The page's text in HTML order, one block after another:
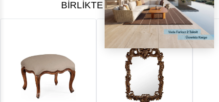
BIRLIKTE ALINANLAR